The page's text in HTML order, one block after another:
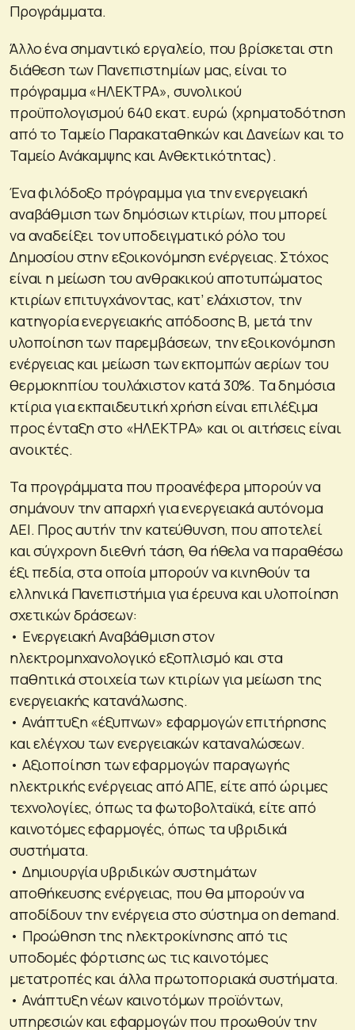
Προγράμματα.
Άλλο ένα σημαντικό εργαλείο, που βρίσκεται στη
διάθεση των Πανεπιστημίων μας, είναι το
πρόγραμμα «ΗΛΕΚΤΡΑ», συνολικού
προϋπολογισμού 640 εκατ. ευρώ (χρηματοδότηση
από το Ταμείο Παρακαταθηκών και Δανείων και το
Ταμείο Ανάκαμψης και Ανθεκτικότητας).
Ένα φιλόδοξο πρόγραμμα για την ενεργειακή
αναβάθμιση των δημόσιων κτιρίων, που μπορεί
να αναδείξει τον υποδειγματικό ρόλο του
Δημοσίου στην εξοικονόμηση ενέργειας. Στόχος
είναι η μείωση του ανθρακικού αποτυπώματος
κτιρίων επιτυγχάνοντας, κατ’ ελάχιστον, την
κατηγορία ενεργειακής απόδοσης Β, μετά την
υλοποίηση των παρεμβάσεων, την εξοικονόμηση
ενέργειας και μείωση των εκπομπών αερίων του
θερμοκηπίου τουλάχιστον κατά 30%. Τα δημόσια
κτίρια για εκπαιδευτική χρήση είναι επιλέξιμα
προς ένταξη στο «ΗΛΕΚΤΡΑ» και οι αιτήσεις είναι
ανοικτές.
Τα προγράμματα που προανέφερα μπορούν να
σημάνουν την απαρχή για ενεργειακά αυτόνομα
ΑΕΙ. Προς αυτήν την κατεύθυνση, που αποτελεί
και σύγχρονη διεθνή τάση, θα ήθελα να παραθέσω
έξι πεδία, στα οποία μπορούν να κινηθούν τα
ελληνικά Πανεπιστήμια για έρευνα και υλοποίηση
σχετικών δράσεων:
• Ενεργειακή Αναβάθμιση στον
ηλεκτρομηχανολογικό εξοπλισμό και στα
παθητικά στοιχεία των κτιρίων για μείωση της
ενεργειακής κατανάλωσης.
• Ανάπτυξη «έξυπνων» εφαρμογών επιτήρησης
και ελέγχου των ενεργειακών καταναλώσεων.
• Αξιοποίηση των εφαρμογών παραγωγής
ηλεκτρικής ενέργειας από ΑΠΕ, είτε από ώριμες
τεχνολογίες, όπως τα φωτοβολταϊκά, είτε από
καινοτόμες εφαρμογές, όπως τα υβριδικά
συστήματα.
• Δημιουργία υβριδικών συστημάτων
αποθήκευσης ενέργειας, που θα μπορούν να
αποδίδουν την ενέργεια στο σύστημα on demand.
• Προώθηση της ηλεκτροκίνησης από τις
υποδομές φόρτισης ως τις καινοτόμες
μετατροπές και άλλα πρωτοποριακά συστήματα.
• Ανάπτυξη νέων καινοτόμων προϊόντων,
υπηρεσιών και εφαρμογών που προωθούν την